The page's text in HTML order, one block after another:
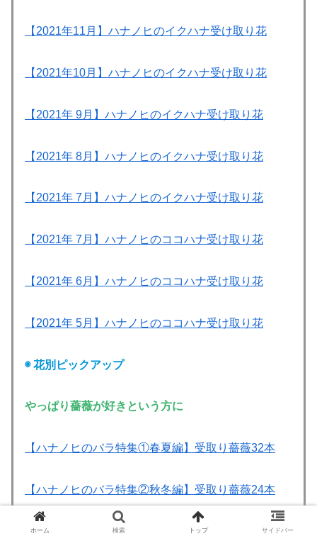
【2021年11月】ハナノヒのイクハナ受け取り花
【2021年10月】ハナノヒのイクハナ受け取り花
【2021年 9月】ハナノヒのイクハナ受け取り花
【2021年 8月】ハナノヒのイクハナ受け取り花
【2021年 7月】ハナノヒのイクハナ受け取り花
【2021年 7月】ハナノヒのココハナ受け取り花
【2021年 6月】ハナノヒのココハナ受け取り花
【2021年 5月】ハナノヒのココハナ受け取り花
◉ 花別ピックアップ
やっぱり薔薇が好きという方に
【ハナノヒのバラ特集①春夏編】受取り薔薇32本
【ハナノヒのバラ特集②秋冬編】受取り薔薇24本
ホーム 検索 トップ サイドバー